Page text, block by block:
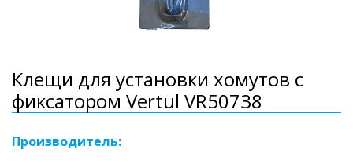
Клещи для установки хомутов с
фиксатором Vertul VR50738
Производитель: